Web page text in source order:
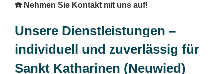
☎️ Nehmen Sie Kontakt mit uns auf!
Unsere Dienstleistungen –
individuell und zuverlässig für
Sankt Katharinen (Neuwied)